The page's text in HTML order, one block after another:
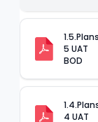
5 UAT
BOD
4 UAT